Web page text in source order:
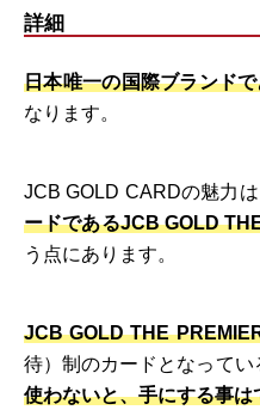
詳細
日本唯一の国際ブランド
なります。
JCB GOLD CARDの魅力
ードであるJCB GOLD
う点にあります。
JCB GOLD THE
待）制のカードとなってい
使わないと、手にする事は